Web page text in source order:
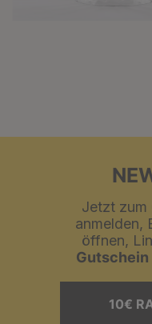
Jetzt zum
anmelden,
öffnen,
Gutschein
10€